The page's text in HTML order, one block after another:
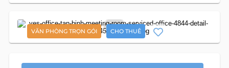
VĂN PHÒNG TRỌN GÓI CHO THUÊ
2